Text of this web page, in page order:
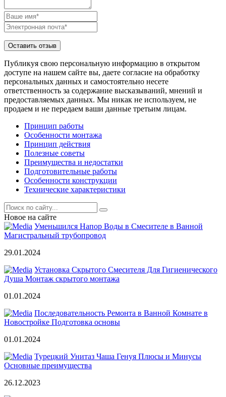
Публикуя свою персональную информацию в открытом
доступе на нашем сайте вы, даете согласие на обработку
персональных данных и самостоятельно несете
ответственность за содержание высказываний, мнений и
предоставляемых данных. Мы никак не используем, не
продаем и не передаем ваши данные третьим лицам.
Принцип работы
Особенности монтажа
Принцип действия
Полезные советы
Преимущества и недостатки
Подготовительные работы
Особенности конструкции
Технические характеристики
Новое на сайте
Уменьшился Напор Воды в Смесителе в Ванной
Магистральный трубопровод
29.01.2024
Установка Скрытого Смесителя Для Гигиенического
Душа Монтаж скрытого монтажа
01.01.2024
Последовательность Ремонта в Ванной Комнате в
Новостройке Подготовка основы
01.01.2024
Турецкий Унитаз Чаша Генуя Плюсы и Минусы
Основные преимущества
26.12.2023